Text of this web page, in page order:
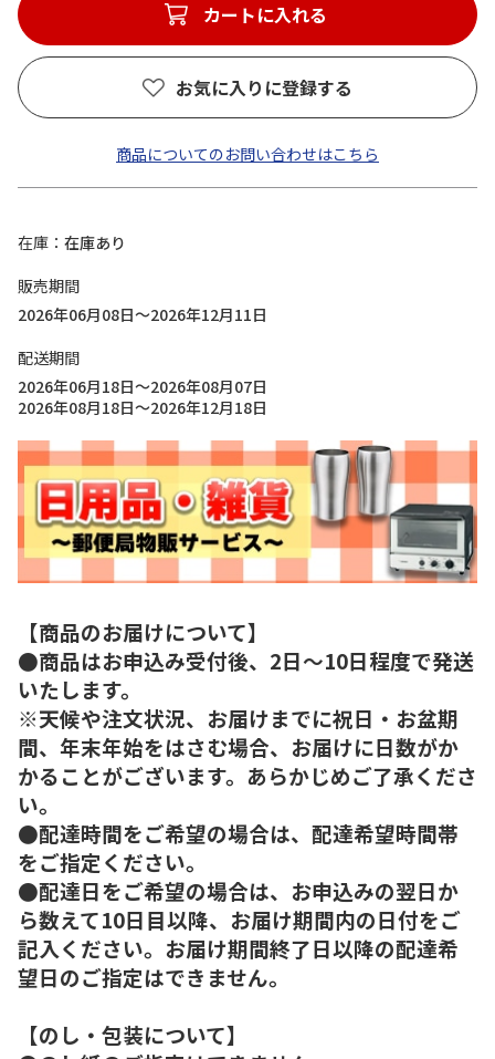
カートに入れる
お気に入りに登録する
商品についてのお問い合わせはこちら
在庫
在庫あり
販売期間
2026年06月08日～2026年12月11日
配送期間
2026年06月18日～2026年08月07日
2026年08月18日～2026年12月18日
【商品のお届けについて】
●商品はお申込み受付後、2日～10日程度で発送
いたします。
※天候や注文状況、お届けまでに祝日・お盆期
間、年末年始をはさむ場合、お届けに日数がか
かることがございます。あらかじめご了承くださ
い。
●配達時間をご希望の場合は、配達希望時間帯
をご指定ください。
●配達日をご希望の場合は、お申込みの翌日か
ら数えて10日目以降、お届け期間内の日付をご
記入ください。お届け期間終了日以降の配達希
望日のご指定はできません。
【のし・包装について】